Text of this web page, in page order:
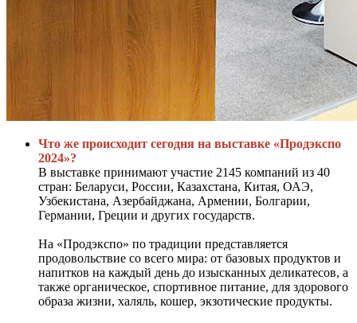
Что же происходит сегодня на выставке «Продэкспо
2024»?
В выставке принимают участие 2145 компаний из 40
стран: Беларуси, России, Казахстана, Китая, ОАЭ,
Узбекистана, Азербайджана, Армении, Болгарии,
Германии, Греции и других государств.
На «Продэкспо» по традиции представляется
продовольствие со всего мира: от базовых продуктов и
напитков на каждый день до изысканных деликатесов, а
также органическое, спортивное питание, для здорового
образа жизни, халяль, кошер, экзотические продукты.